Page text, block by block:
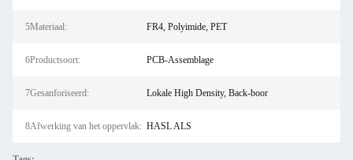
5Materiaal: FR4, Polyimide, PET
6Productsoort: PCB-Assemblage
7Gesanforiseerd: Lokale High Density, Back-boor
8Afwerking van het oppervlak: HASL ALS